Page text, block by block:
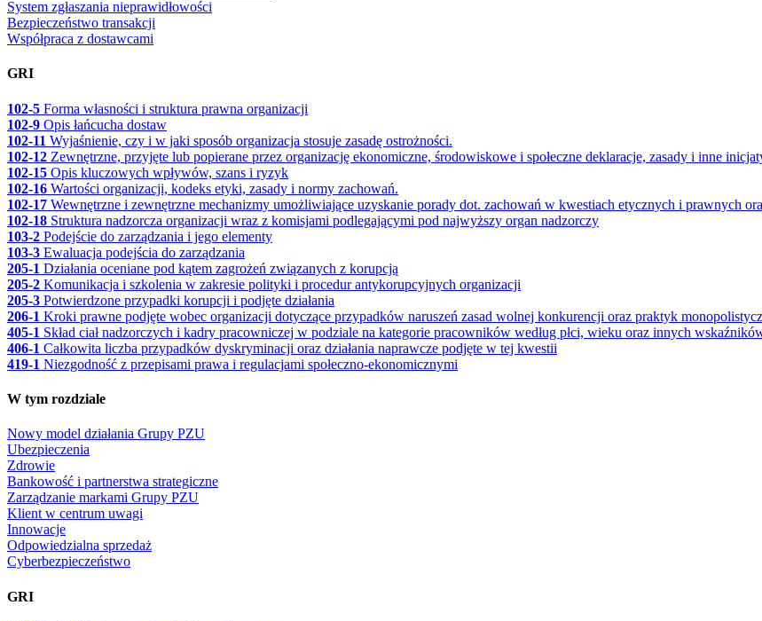
System zgłaszania nieprawidłowości
Bezpieczeństwo transakcji
Współpraca z dostawcami
GRI
102-5 Forma własności i struktura prawna organizacji
102-9 Opis łańcucha dostaw
102-11 Wyjaśnienie, czy i w jaki sposób organizacja stosuje zasadę ostrożności.
102-12 Zewnętrzne, przyjęte lub popierane przez organizację ekonomiczne, środowiskowe i społeczne deklaracje, zasady i inne
102-15 Opis kluczowych wpływów, szans i ryzyk
102-16 Wartości organizacji, kodeks etyki, zasady i normy zachowań.
102-17 Wewnętrzne i zewnętrzne mechanizmy umożliwiające uzyskanie porady dot. zachowań w kwestiach etycznych i prawnych
102-18 Struktura nadzorcza organizacji wraz z komisjami podlegającymi pod najwyższy organ nadzorczy
103-2 Podejście do zarządzania i jego elementy
103-3 Ewaluacja podejścia do zarządzania
205-1 Działania oceniane pod kątem zagrożeń związanych z korupcją
205-2 Komunikacja i szkolenia w zakresie polityki i procedur antykorupcyjnych organizacji
205-3 Potwierdzone przypadki korupcji i podjęte działania
206-1 Kroki prawne podjęte wobec organizacji dotyczące przypadków naruszeń zasad wolnej konkurencji oraz praktyk
405-1 Skład ciał nadzorczych i kadry pracowniczej w podziale na kategorie pracowników według płci, wieku oraz innych
406-1 Całkowita liczba przypadków dyskryminacji oraz działania naprawcze podjęte w tej kwestii
419-1 Niezgodność z przepisami prawa i regulacjami społeczno-ekonomicznymi
W tym rozdziale
Nowy model działania Grupy PZU
Ubezpieczenia
Zdrowie
Bankowość i partnerstwa strategiczne
Zarządzanie markami Grupy PZU
Klient w centrum uwagi
Innowacje
Odpowiedzialna sprzedaż
Cyberbezpieczeństwo
GRI